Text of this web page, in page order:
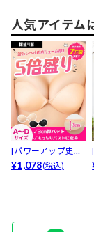
人気アイテム
[パワーアップ史上
最強5倍盛りアップ
¥1,078(税込)